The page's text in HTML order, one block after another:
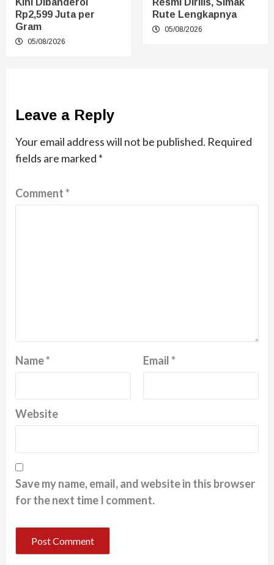
Kini Dibanderol
Rp2,599 Juta per
Gram
05/08/2026
Resmi Dirilis, Simak
Rute Lengkapnya
05/08/2026
Leave a Reply
Your email address will not be published. Required
fields are marked *
Comment*
Name* Email*
Website
Save my name, email, and website in this browser
for the next time I comment.